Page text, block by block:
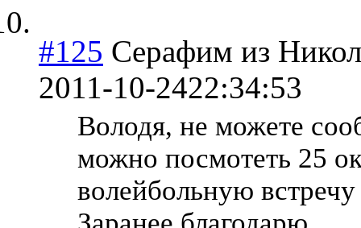
#125 Серафим из
2011-10-2422:34:53
Володя, не можете
можно посмотеть 25
волейбольную